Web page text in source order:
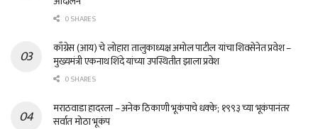
0 SHARES
काँग्रेस (आय) चे लोहारा तालुकाध्यक्ष अमोल पाटील यांचा शिवसेनेत प्रवेश –
मुख्यमंत्री एकनाथ शिंदे यांच्या उपस्थितीत झाला प्रवेश
0 SHARES
मराठवाडा हादरला – अनेक ठिकाणी भूकंपाचे धक्के; १९९३ च्या भूकंपानंतर
सर्वात मोठा भूकंप